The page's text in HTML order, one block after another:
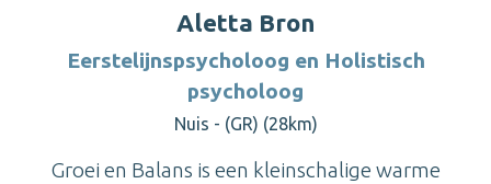
Aletta Bron
Eerstelijnspsycholoog en Holistisch
psycholoog
Nuis - (GR) (28km)
Groei en Balans is een kleinschalige warme